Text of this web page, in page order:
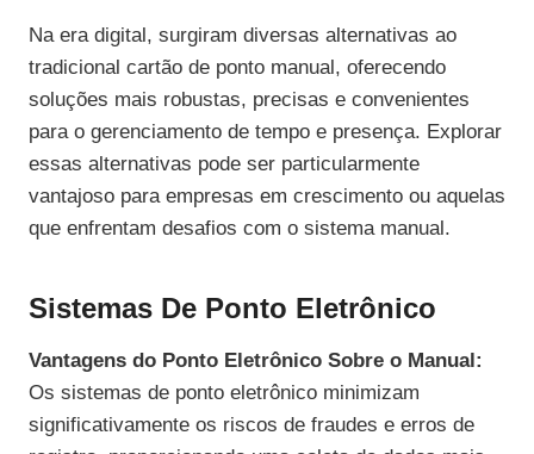
Na era digital, surgiram diversas alternativas ao
tradicional cartão de ponto manual, oferecendo
soluções mais robustas, precisas e convenientes
para o gerenciamento de tempo e presença. Explorar
essas alternativas pode ser particularmente
vantajoso para empresas em crescimento ou aquelas
que enfrentam desafios com o sistema manual.
Sistemas De Ponto Eletrônico
Vantagens do Ponto Eletrônico Sobre o Manual:
Os sistemas de ponto eletrônico minimizam
significativamente os riscos de fraudes e erros de